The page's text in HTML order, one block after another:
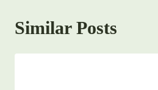
Similar Posts